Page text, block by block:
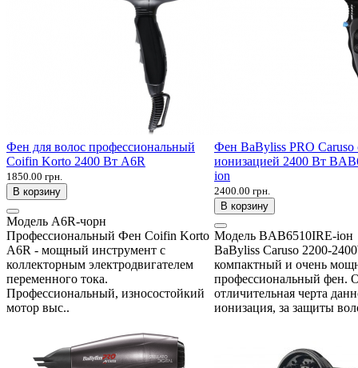
Фен для волос профессиональный
Coifin Korto 2400 Вт A6R
1850.00 грн.
В корзину
Модель A6R-чорн
Профессиональный Фен Coifin Korto
A6R - мощный инструмент с
коллекторным электродвигателем
переменного тока.
Профессиональный, износостойкий
мотор выс..
Фен BaByliss PRO Caruso
ионизацией 2400 Вт
ion
2400.00 грн.
В корзину
Модель BAB6510IRE-іон
BaByliss Caruso 2200-
компактный и очень
профессиональный фен.
отличительная черта
ионизация, за защиты